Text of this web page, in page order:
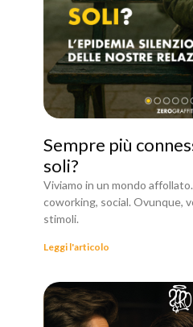
Sempre più
soli?
Viviamo in un mondo
coworking, social. Ovunque,
stimoli.
Leggi l'articolo